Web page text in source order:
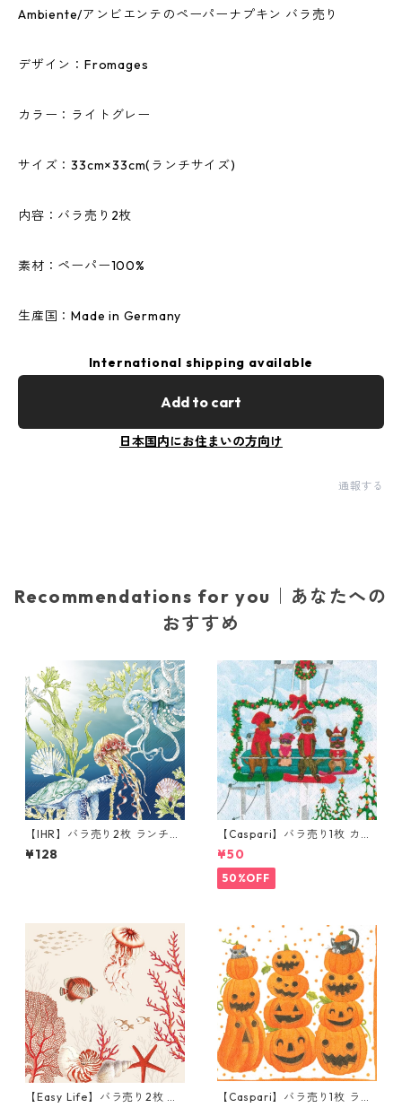
Ambiente/アンビエンテのペーパーナプキン バラ売り
デザイン：Fromages
カラー：ライトグレー
サイズ：33cm×33cm(ランチサイズ)
内容：バラ売り2枚
素材：ペーパー100%
生産国：Made in Germany
International shipping available
Add to cart
日本国内にお住まいの方向け
通報する
Recommendations for you｜あなたへの
おすすめ
【IHR】バラ売り2枚 ランチサ
イズ ペーパーナプキン DEEP
BLUE SEA ブルー
¥128
【Caspari】バラ売り1枚 カク
テルサイズ ペーパーナプキン
Alpine Pets ブルー
¥50
50%OFF
【Easy Life】バラ売り2枚 ラ
【Caspari】バラ売り1枚 ラン